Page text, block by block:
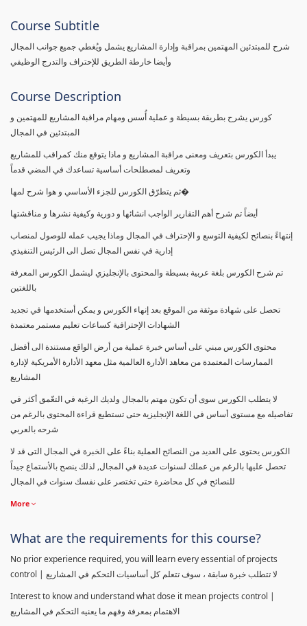
Course Subtitle
شرح للمبتدئين المهتمين بمراقبة وإدارة المشاريع يشمل ويُغطي جميع جوانب المجال
وأيضا خارطة الطريق للإحتراف والتدرج الوظيفي
Course Description
كورس يشرح بطريقة بسيطة و عملية أُسس ومهام مراقبة المشاريع للمهتمين و
المبتدئين في المجال
يبدأ الكورس بتعريف ومعنى مراقبة المشاريع و ماذا يتوقع منك كمراقب للمشاريع
وتعريف لمصطلحات أساسية تساعدك في المضي قدماً
ثم يتطرّق الكورس للجزء الأساسي و هوا شرح لمها�
أيضاً تم شرح أهم التقارير الواجب انشائها و دورية وكيفية نشرها و مناقشتها
إنتهاءً بنصائح لكيفية التوسع و الإحتراف في المجال وماذا يجيب عمله للوصول لمنصاب
إدارية في نفس المجال تصل الى الرئيس التنفيذي
تم شرح الكورس بلغة عربية بسيطة والمحتوى بالإنجليزي ليشمل الكورس المعرفة
باللغتين
تحصل على شهادة موثقة من الموقع بعد إنهاء الكورس و يمكن أستخدمها في تجديد
الشهادات الإحترافية كساعات تعليم مستمر معتمدة
محتوى الكورس مبني على أساس خبرة عملية من أرض الواقع مستندة الى أفضل
الممارسات المعتمدة من معاهد الأدارة العالمية مثل معهد الأدارة الأمريكية لإدارة
المشاريع
لا يتطلب الكورس سوى أن تكون مهتم بالمجال ولديك الرغبة في التعّمق أكثر في
تفاصيله مع مستوى أساس في اللغة الإنجليزية حتى تستطيع قراءة المحتوى بالرغم من
شرحه بالعربي
الكورس يحتوى على العديد من النصائح العملية بناءً على الخبرة في المجال التى قد لا
تحصل عليها بالرغم من عملك لسنوات عديدة في المجال, لذلك ينصح بالأستماع جيداً
للنصائح في كل محاضرة حتى تختصر على نفسك سنوات في المجال
More
What are the requirements for this course?
No prior experience required, you will learn every essential of projects
control | لا تتطلب خبرة سابقة ، سوف تتعلم كل أساسيات التحكم في المشاريع
Interest to know and understand what dose it mean projects control |
الاهتمام بمعرفة وفهم ما يعنيه التحكم في المشاريع